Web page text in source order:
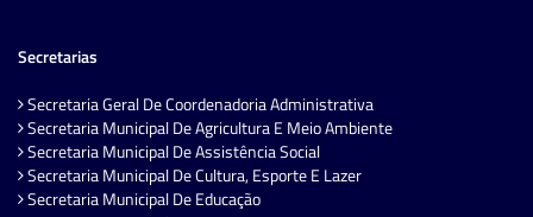
Secretarias
Secretaria Geral De Coordenadoria Administrativa
Secretaria Municipal De Agricultura E Meio Ambiente
Secretaria Municipal De Assistência Social
Secretaria Municipal De Cultura, Esporte E Lazer
Secretaria Municipal De Educação